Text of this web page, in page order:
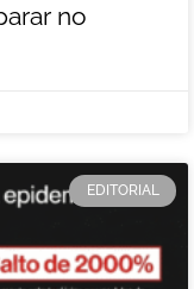
no
EDITORIAL